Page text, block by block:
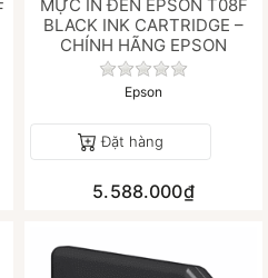
nào cho sản phẩm này.
MỰC IN ĐEN EPSON T08F
BLACK INK CARTRIDGE –
CHÍNH HÃNG EPSON
Chưa có đánh
Epson
Đặt hàng
5.588.000₫